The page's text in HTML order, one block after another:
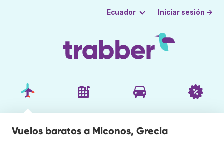
Ecuador Iniciar sesión →
Vuelos baratos a Miconos, Grecia